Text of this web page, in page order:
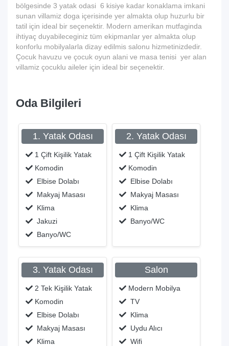
bölgesinde 3 yatak odasi 6 kisiye kadar konaklama imkani
sunan villamiz doga içerisinde yer almakta olup huzurlu bir
tatil için ideal bir seçenektir. Modern amerikan mutfaginda
ihtiyaç duyabileceginiz tüm ekipmanlar yer almakta olup
konforlu mobilyalarla dizay edilmis salonu hizmetinizdedir.
Çocuk havuzu ve çocuk oyun alani ve masa tenisi yer alan
villamiz çocuklu aileler için ideal bir seçenektir.
Oda Bilgileri
1. Yatak Odası
1 Çift Kişilik Yatak
Komodin
Elbise Dolabı
Makyaj Masası
Klima
Jakuzi
Banyo/WC
2. Yatak Odası
1 Çift Kişilik Yatak
Komodin
Elbise Dolabı
Makyaj Masası
Klima
Banyo/WC
3. Yatak Odası
2 Tek Kişilik Yatak
Komodin
Elbise Dolabı
Makyaj Masası
Klima
Salon
Modern Mobilya
TV
Klima
Uydu Alıcı
Wifi